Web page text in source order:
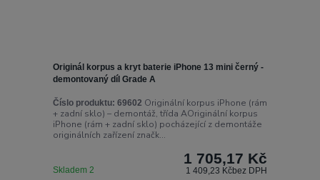
Originál korpus a kryt baterie iPhone 13 mini černý -
demontovaný díl Grade A
Číslo produktu: 69602 Originální korpus iPhone (rám
+ zadní sklo) – demontáž, třída AOriginální korpus
iPhone (rám + zadní sklo) pocházející z demontáže
originálních zařízení značk...
1 705,17 Kč
1 409,23 Kčbez DPH
Skladem 2